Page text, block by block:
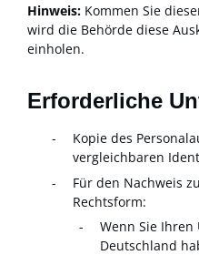
Hinweis: Kommen Sie
wird die Behörde diese
einholen.
Erforderliche
Kopie des
vergleichbaren
Für den Nachweis
Rechtsform:
Wenn Sie
Deutschland